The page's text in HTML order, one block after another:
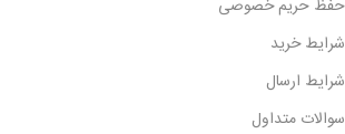
حفظ حریم خصوصی
شرایط خرید
شرایط ارسال
سوالات متداول